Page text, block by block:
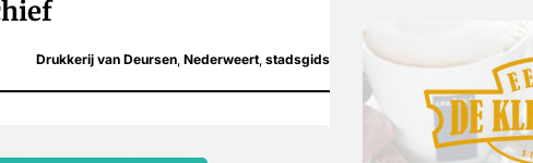
Drukkerij van Deursen Nederweert stadsgids